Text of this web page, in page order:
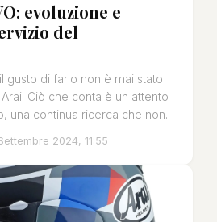
evoluzione e
del
gusto di farlo non è mai stato
Ciò che conta è un attento
una continua ricerca che non.
2024, 11:55